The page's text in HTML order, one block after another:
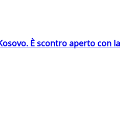
È scontro aperto con la